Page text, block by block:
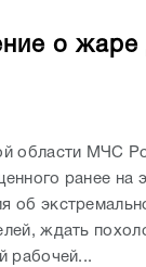
о жаре
области МЧС
ранее на
об
ждать
рабочей...